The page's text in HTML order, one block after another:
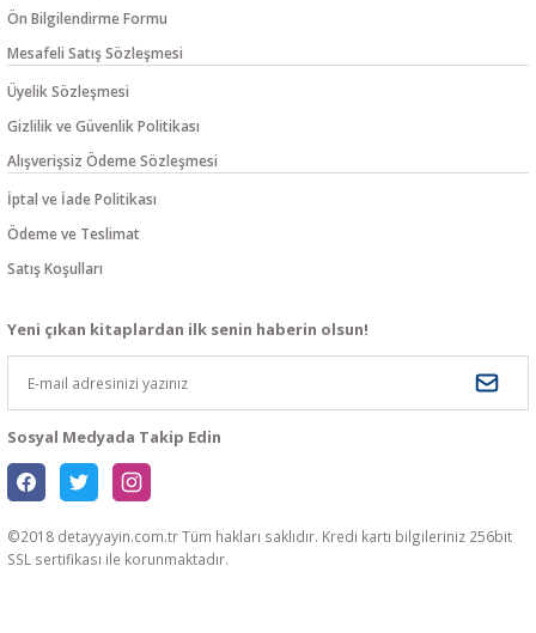
Ön Bilgilendirme Formu
Mesafeli Satış Sözleşmesi
Üyelik Sözleşmesi
Gizlilik ve Güvenlik Politikası
Alışverişsiz Ödeme Sözleşmesi
İptal ve İade Politikası
Ödeme ve Teslimat
Satış Koşulları
Yeni çıkan kitaplardan ilk senin haberin olsun!
Sosyal Medyada Takip Edin
©2018 detayyayin.com.tr Tüm hakları saklıdır. Kredi kartı bilgileriniz 256bit
SSL sertifikası ile korunmaktadır.